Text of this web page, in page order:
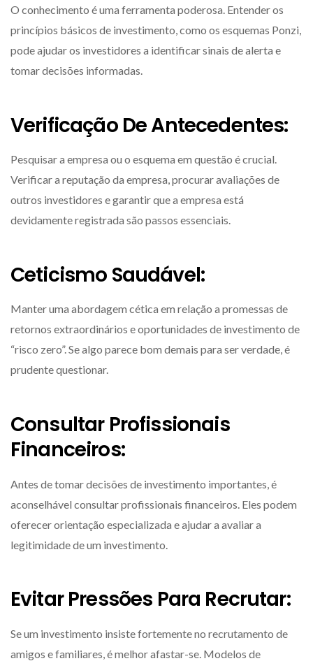
O conhecimento é uma ferramenta poderosa. Entender os
princípios básicos de investimento, como os esquemas Ponzi,
pode ajudar os investidores a identificar sinais de alerta e
tomar decisões informadas.
Verificação De Antecedentes:
Pesquisar a empresa ou o esquema em questão é crucial.
Verificar a reputação da empresa, procurar avaliações de
outros investidores e garantir que a empresa está
devidamente registrada são passos essenciais.
Ceticismo Saudável:
Manter uma abordagem cética em relação a promessas de
retornos extraordinários e oportunidades de investimento de
“risco zero”. Se algo parece bom demais para ser verdade, é
prudente questionar.
Consultar Profissionais
Financeiros:
Antes de tomar decisões de investimento importantes, é
aconselhável consultar profissionais financeiros. Eles podem
oferecer orientação especializada e ajudar a avaliar a
legitimidade de um investimento.
Evitar Pressões Para Recrutar:
Se um investimento insiste fortemente no recrutamento de
amigos e familiares, é melhor afastar-se. Modelos de